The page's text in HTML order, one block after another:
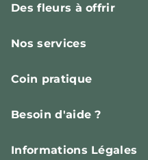
Des fleurs à offrir
Nos services
Coin pratique
Besoin d'aide ?
Informations Légales